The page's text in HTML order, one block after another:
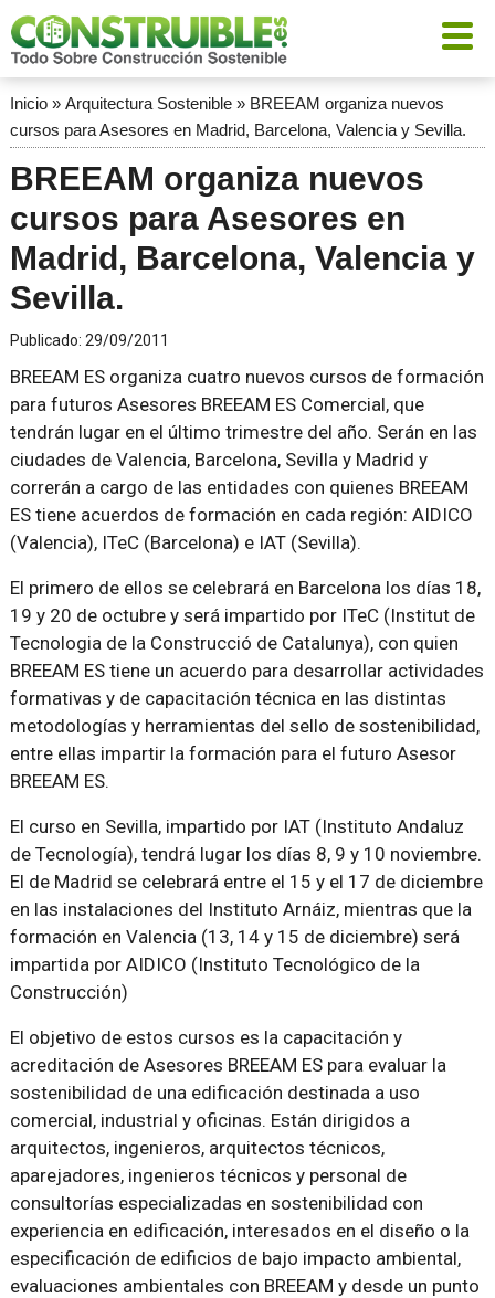
Inicio» Arquitectura Sostenible» BREEAM organiza nuevos
cursos para Asesores en Madrid, Barcelona, Valencia y Sevilla.
BREEAM organiza nuevos
cursos para Asesores en
Madrid, Barcelona, Valencia y
Sevilla.
Publicado: 29/09/2011
BREEAM ES organiza cuatro nuevos cursos de formación
para futuros Asesores BREEAM ES Comercial, que
tendrán lugar en el último trimestre del año. Serán en las
ciudades de Valencia, Barcelona, Sevilla y Madrid y
correrán a cargo de las entidades con quienes BREEAM
ES tiene acuerdos de formación en cada región: AIDICO
(Valencia), ITeC (Barcelona) e IAT (Sevilla).
El primero de ellos se celebrará en Barcelona los días 18,
19 y 20 de octubre y será impartido por ITeC (Institut de
Tecnologia de la Construcció de Catalunya), con quien
BREEAM ES tiene un acuerdo para desarrollar actividades
formativas y de capacitación técnica en las distintas
metodologías y herramientas del sello de sostenibilidad,
entre ellas impartir la formación para el futuro Asesor
BREEAM ES.
El curso en Sevilla, impartido por IAT (Instituto Andaluz
de Tecnología), tendrá lugar los días 8, 9 y 10 noviembre.
El de Madrid se celebrará entre el 15 y el 17 de diciembre
en las instalaciones del Instituto Arnáiz, mientras que la
formación en Valencia (13, 14 y 15 de diciembre) será
impartida por AIDICO (Instituto Tecnológico de la
Construcción)
El objetivo de estos cursos es la capacitación y
acreditación de Asesores BREEAM ES para evaluar la
sostenibilidad de una edificación destinada a uso
comercial, industrial y oficinas. Están dirigidos a
arquitectos, ingenieros, arquitectos técnicos,
aparejadores, ingenieros técnicos y personal de
consultorías especializadas en sostenibilidad con
experiencia en edificación, interesados en el diseño o la
especificación de edificios de bajo impacto ambiental,
evaluaciones ambientales con BREEAM y desde un punto